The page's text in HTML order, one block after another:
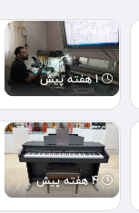
1 هفته پیش
4 هفته پیش